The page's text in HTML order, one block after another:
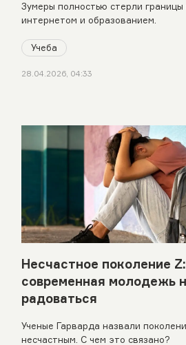
Зумеры полностью стерли
интернетом и образованием.
Учеба
28.04.2026, 04:33
Несчастное поколение
современная молодежь
радоваться
Ученые Гарварда назвали
несчастным. С чем это связано?